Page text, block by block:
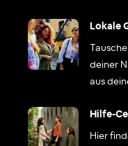
Lokale
deiner
aus
Hilfe-
Hier